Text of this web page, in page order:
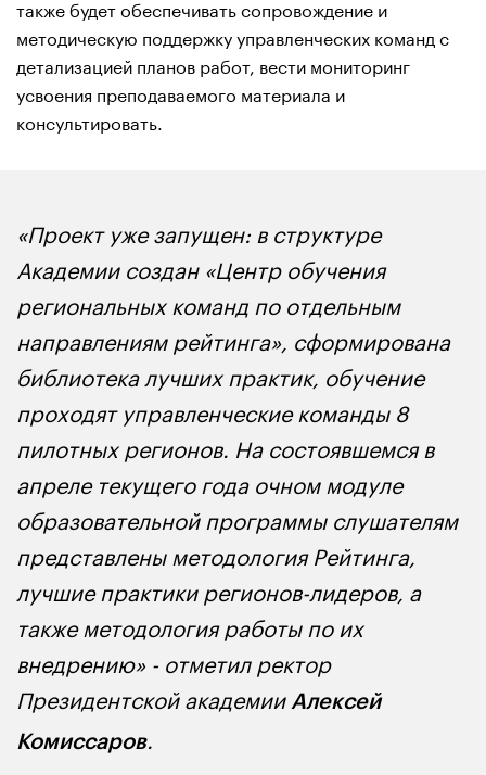
также будет обеспечивать сопровождение и
методическую поддержку управленческих команд с
детализацией планов работ, вести мониторинг
усвоения преподаваемого материала и
консультировать.
«Проект уже запущен: в структуре
Академии создан «Центр обучения
региональных команд по отдельным
направлениям рейтинга», сформирована
библиотека лучших практик, обучение
проходят управленческие команды 8
пилотных регионов. На состоявшемся в
апреле текущего года очном модуле
образовательной программы слушателям
представлены методология Рейтинга,
лучшие практики регионов-лидеров, а
также методология работы по их
внедрению» - отметил ректор
Президентской академииАлексей
Комиссаров.